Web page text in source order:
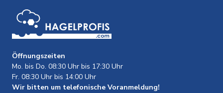
Öffnungszeiten
Mo. bis Do. 08:30 Uhr bis 17:30 Uhr
Fr. 08:30 Uhr bis 14:00 Uhr
Wir bitten um telefonische Voranmeldung!